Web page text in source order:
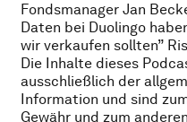
Fondsmanager Jan
Daten bei Duolingo
wir verkaufen sollten”
Die Inhalte dieses
ausschließlich der
Information und sind
Gewähr und zum